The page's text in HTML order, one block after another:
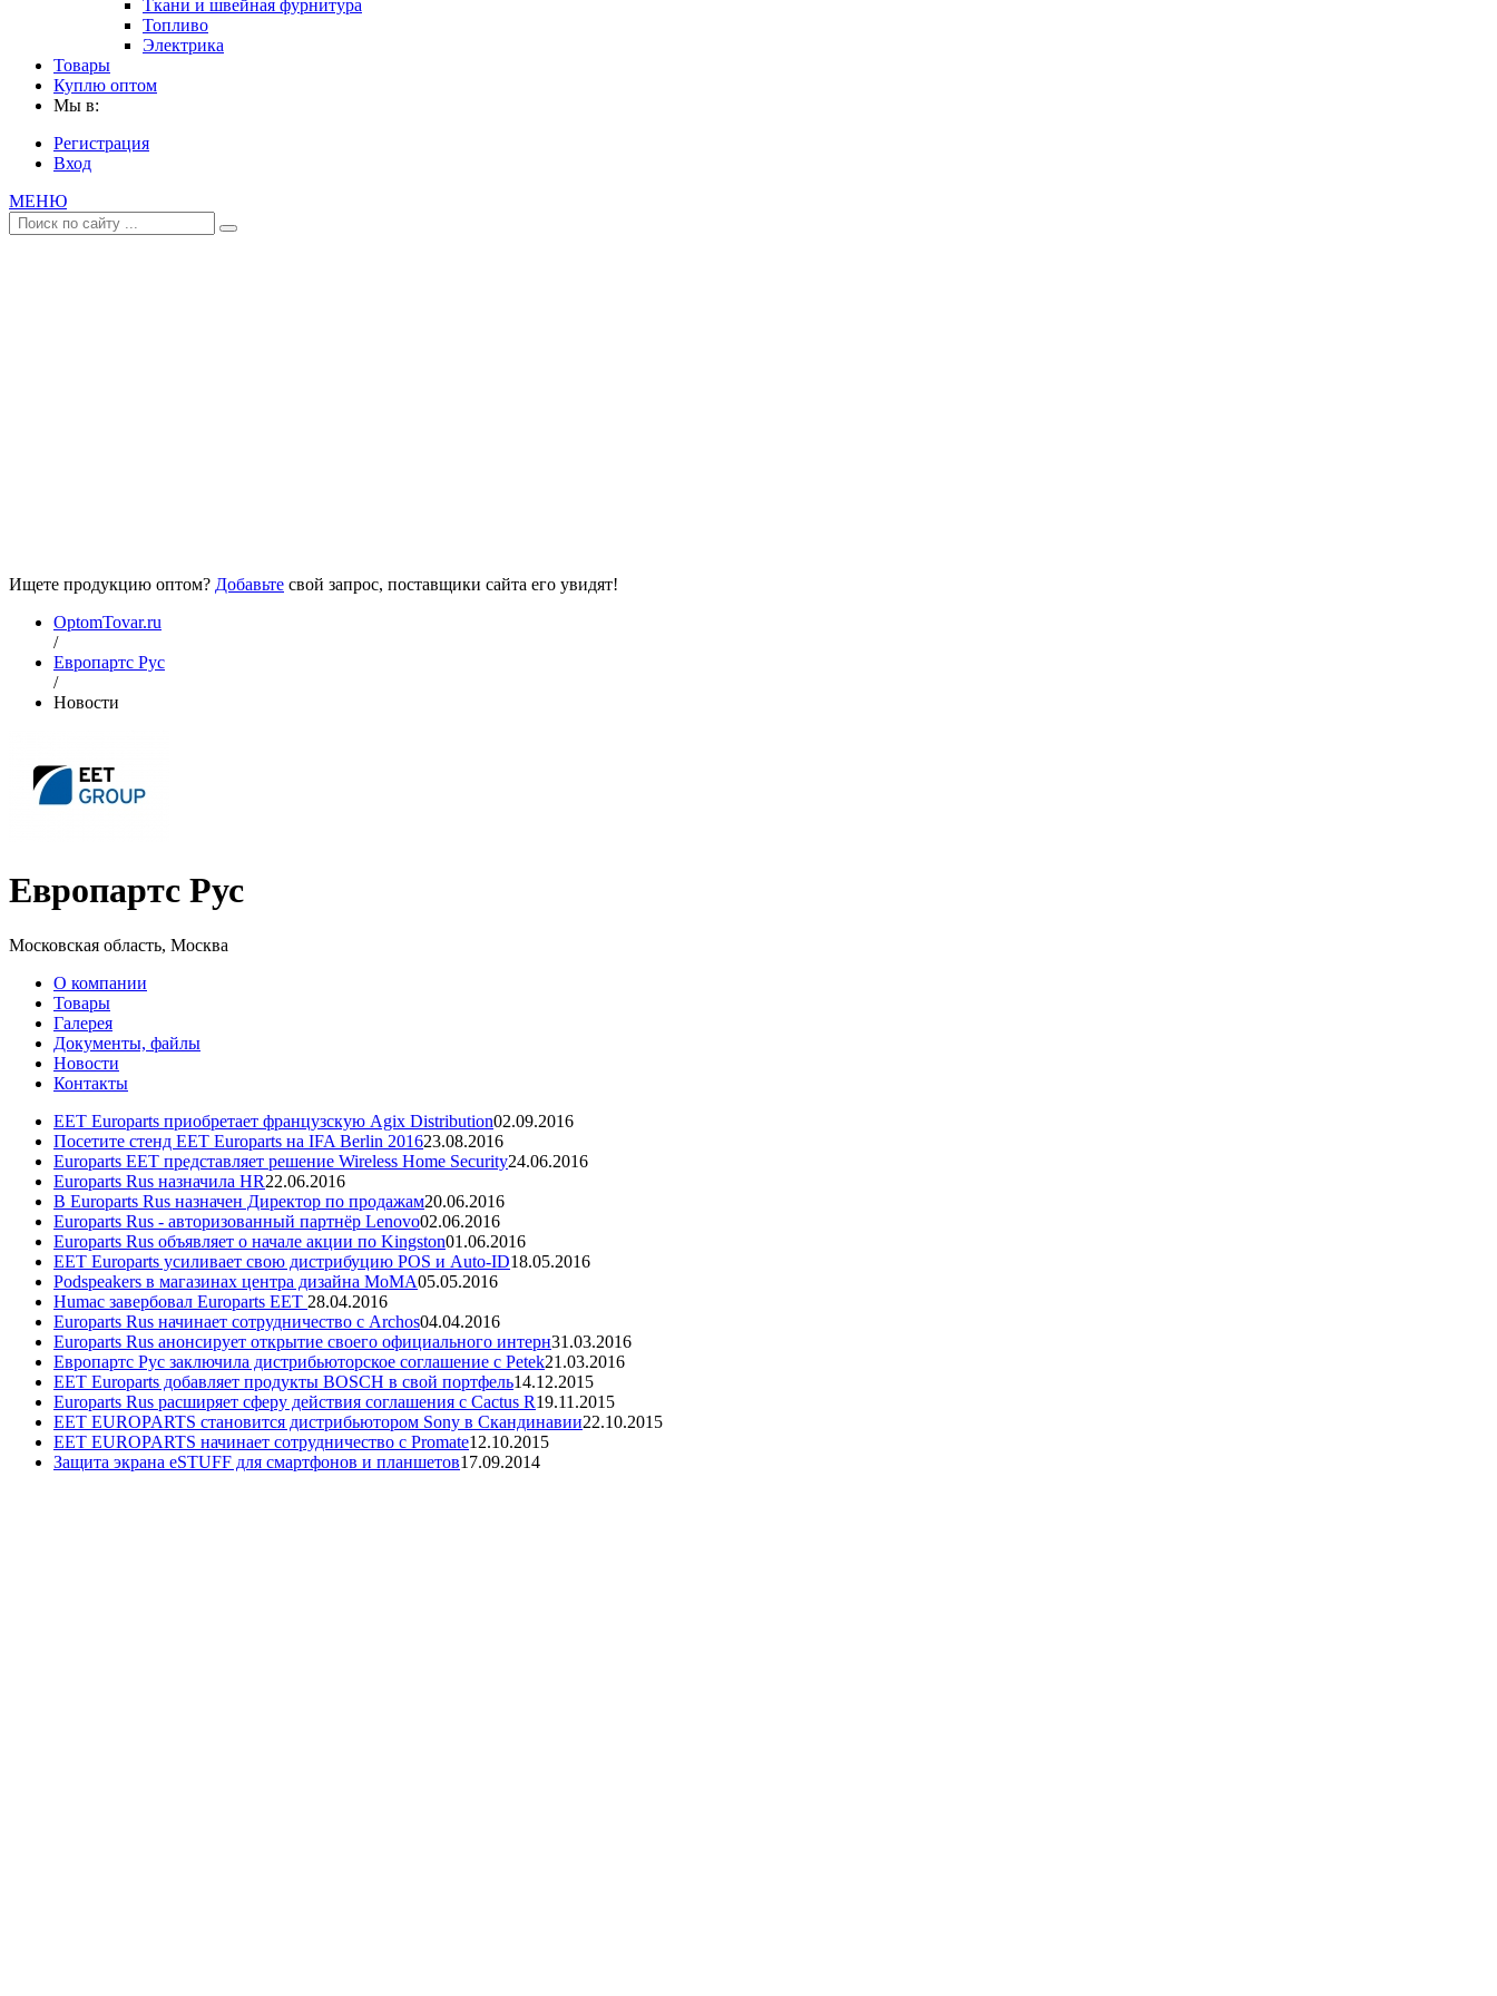
Ткани и швейная фурнитура
Топливо
Электрика
Товары
Куплю оптом
Мы в:
Регистрация
Вход
МЕНЮ
Ищете продукцию оптом? Добавьте свой запрос, поставщики сайта его увидят!
OptomTovar.ru
/
Европартс Рус
/
Новости
Европартс Рус
Московская область, Москва
О компании
Товары
Галерея
Документы, файлы
Новости
Контакты
EET Europarts приобретает французскую Agix Distribution02.09.2016
Посетите стенд EET Europarts на IFA Berlin 201623.08.2016
Europarts EET представляет решение Wireless Home Security24.06.2016
Europarts Rus назначила HR22.06.2016
В Europarts Rus назначен Директор по продажам20.06.2016
Europarts Rus - авторизованный партнёр Lenovo02.06.2016
Europarts Rus объявляет о начале акции по Kingston01.06.2016
EET Europarts усиливает свою дистрибуцию POS и Auto-ID18.05.2016
Podspeakers в магазинах центра дизайна MoMA05.05.2016
Humac завербовал Europarts EET 28.04.2016
Europarts Rus начинает сотрудничество с Archos04.04.2016
Europarts Rus анонсирует открытие своего официального интерн31.03.2016
Европартс Рус заключила дистрибьюторское соглашение с Petek21.03.2016
EET Europarts добавляет продукты BOSCH в свой портфель14.12.2015
Europarts Rus расширяет сферу действия соглашения с Cactus R19.11.2015
EET EUROPARTS становится дистрибьютором Sony в Скандинавии22.10.2015
EET EUROPARTS начинает сотрудничество с Promate12.10.2015
Защита экрана eSTUFF для смартфонов и планшетов17.09.2014